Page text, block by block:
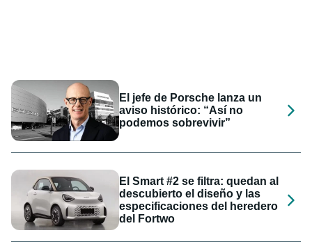
El jefe de Porsche lanza un
aviso histórico: “Así no
podemos sobrevivir”
El Smart #2 se filtra: quedan al
descubierto el diseño y las
especificaciones del heredero
del Fortwo